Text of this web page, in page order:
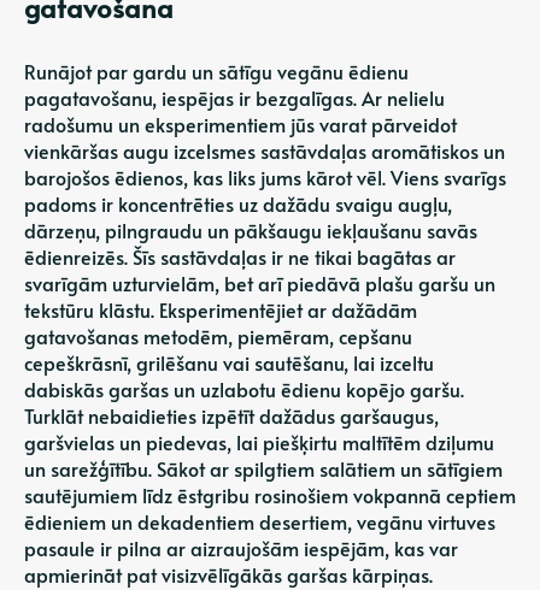
gatavošana
Runājot par gardu un sātīgu vegānu ēdienu
pagatavošanu, iespējas ir bezgalīgas. Ar nelielu
radošumu un eksperimentiem jūs varat pārveidot
vienkāršas augu izcelsmes sastāvdaļas aromātiskos un
barojošos ēdienos, kas liks jums kārot vēl. Viens svarīgs
padoms ir koncentrēties uz dažādu svaigu augļu,
dārzeņu, pilngraudu un pākšaugu iekļaušanu savās
ēdienreizēs. Šīs sastāvdaļas ir ne tikai bagātas ar
svarīgām uzturvielām, bet arī piedāvā plašu garšu un
tekstūru klāstu. Eksperimentējiet ar dažādām
gatavošanas metodēm, piemēram, cepšanu
cepeškrāsnī, grilēšanu vai sautēšanu, lai izceltu
dabiskās garšas un uzlabotu ēdienu kopējo garšu.
Turklāt nebaidieties izpētīt dažādus garšaugus,
garšvielas un piedevas, lai piešķirtu maltītēm dziļumu
un sarežģītību. Sākot ar spilgtiem salātiem un sātīgiem
sautējumiem līdz ēstgribu rosinošiem vokpannā ceptiem
ēdieniem un dekadentiem desertiem, vegānu virtuves
pasaule ir pilna ar aizraujošām iespējām, kas var
apmierināt pat visizvēlīgākās garšas kārpiņas.